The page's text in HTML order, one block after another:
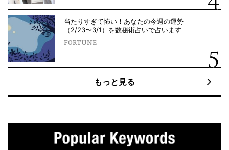
当たりすぎて怖い！あなたの今週の運勢
（2/23〜3/1）を数秘術占いで占います
FORTUNE
もっと見る